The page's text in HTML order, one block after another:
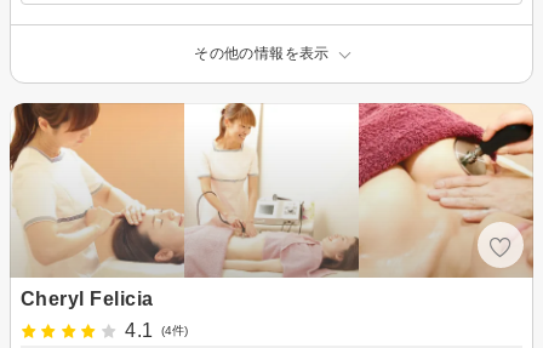
その他の情報を表示
Cheryl Felicia
4.1
(4件)